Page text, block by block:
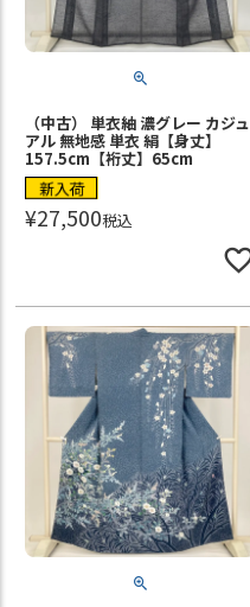
（中古） 単衣紬 濃グレー カジュ
アル 無地感 単衣 絹【身丈】
157.5cm【裄丈】65cm
新入荷
¥27,500税込